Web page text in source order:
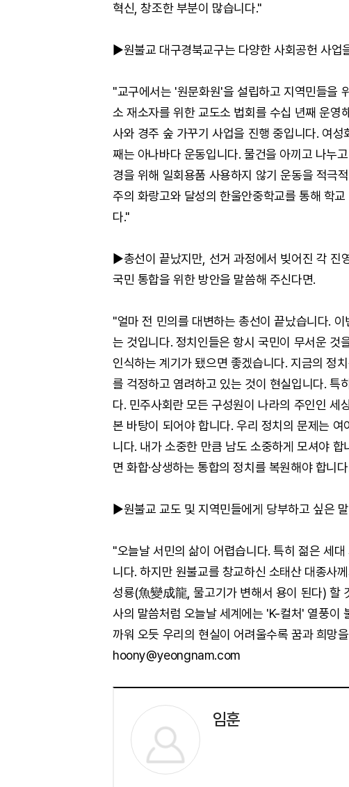
혁신, 창조한 부분이 많습니다."
▶원불교 대구경북교구는 다양한 사회공헌 사업
"교구에서는 '원문화원'을 설립하고 지역민들을
소 재소자를 위한 교도소 법회를 수십 년째 운영
사와 경주 숲 가꾸기 사업을 진행 중입니다. 여
째는 아나바다 운동입니다. 물건을 아끼고 나누
경을 위해 일회용품 사용하지 않기 운동을 적극
주의 화랑고와 달성의 한울안중학교를 통해 학
다."
▶총선이 끝났지만, 선거 과정에서 빚어진 각 진
국민 통합을 위한 방안을 말씀해 주신다면.
"얼마 전 민의를 대변하는 총선이 끝났습니다.
는 것입니다. 정치인들은 항시 국민이 무서운 것
인식하는 계기가 됐으면 좋겠습니다. 지금의 정
를 걱정하고 염려하고 있는 것이 현실입니다. 특
다. 민주사회란 모든 구성원이 나라의 주인인 세
본 바탕이 되어야 합니다. 우리 정치의 문제는
니다. 내가 소중한 만큼 남도 소중하게 모셔야
면 화합·상생하는 통합의 정치를 복원해야 합니
▶원불교 교도 및 지역민들에게 당부하고 싶은
"오늘날 서민의 삶이 어렵습니다. 특히 젊은 세
니다. 하지만 원불교를 창교하신 소태산 대종사
성룡(魚變成龍, 물고기가 변해서 용이 된다) 할
사의 말씀처럼 오늘날 세계에는 'K-컬처' 열풍이
까워 오듯 우리의 현실이 어려울수록 꿈과 희망
hoony@yeongnam.com
임훈